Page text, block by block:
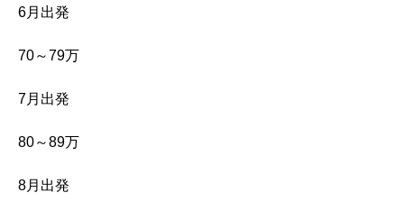
6月出発
70～79万
7月出発
80～89万
8月出発